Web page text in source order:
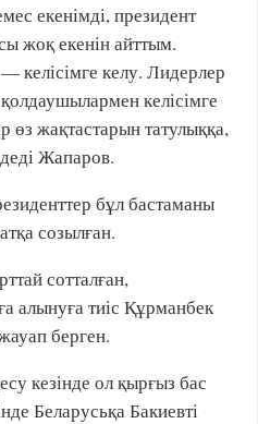
екенімді, президент
жоқ екенін айттым.
келісімге келу. Лидерлер
келісімге
өз жақтастарын татулыққа,
Жапаров.
бұл бастаманы
созылған.
сотталған,
алынуға тиіс Құрманбек
берген.
кезінде ол қырғыз бас
Беларусьқа Бакиевті